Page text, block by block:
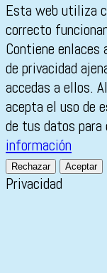
Esta web utiliza
correcto
Contiene
de privacidad
accedas a ellos.
acepta el uso de
de tus datos
información
Rechazar Aceptar
Privacidad